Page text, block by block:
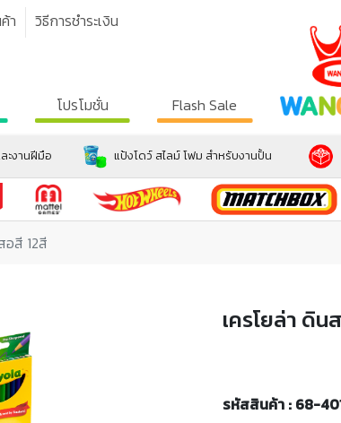
า วิธีการชำระเงิน
โปรโมชั่น Flash Sale
ะงานฝีมือ แป้งโดว์ สไลม์ โฟม สำหรับงานปั้น
อสี 12สี
เครโยล่า ดิน
รหัสสินค้า : 68-